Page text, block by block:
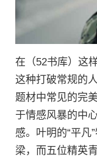
在（52书库）这
这种打破常规的
题材中常见的完
于情感风暴的中
感。叶明的“平凡
梁，而五位精英